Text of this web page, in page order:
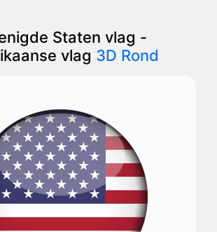
Staten vlag -
vlag 3D Rond